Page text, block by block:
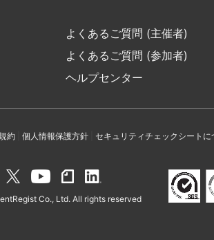
よくあるご質問 (主催者)
よくあるご質問 (参加者)
ヘルプセンター
約 個人情報保護方針 セキュリティチェックシートに
Co., Ltd. All rights reserved